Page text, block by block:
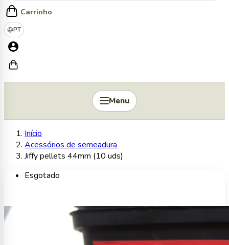
Carrinho
PT
Menu
Início
Acessórios de semeadura
Jiffy pellets 44mm (10 uds)
Esgotado